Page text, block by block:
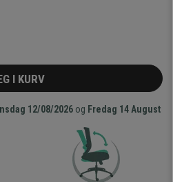
I KURV
12/08/2026 og Fredag 14 August